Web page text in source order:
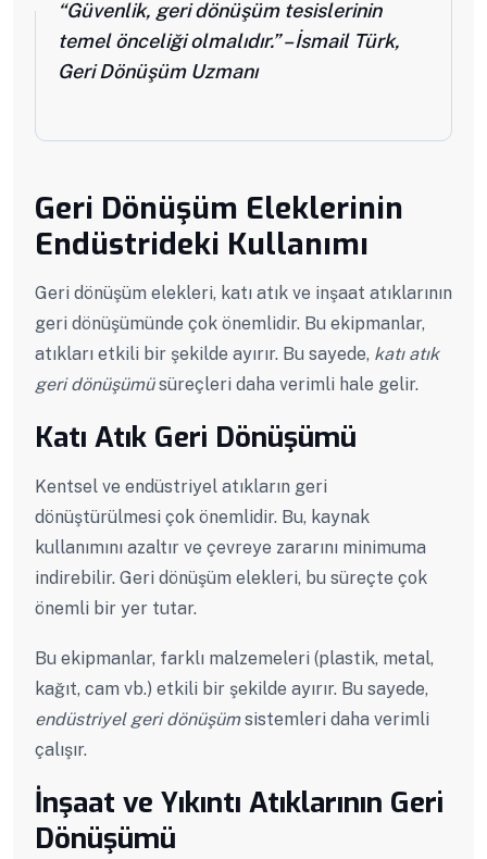
“Güvenlik, geri dönüşüm tesislerinin
temel önceliği olmalıdır.” – İsmail Türk,
Geri Dönüşüm Uzmanı
Geri Dönüşüm Eleklerinin
Endüstrideki Kullanımı
Geri dönüşüm elekleri, katı atık ve inşaat atıklarının
geri dönüşümünde çok önemlidir. Bu ekipmanlar,
atıkları etkili bir şekilde ayırır. Bu sayede, katı atık
geri dönüşümüsüreçleri daha verimli hale gelir.
Katı Atık Geri Dönüşümü
Kentsel ve endüstriyel atıkların geri
dönüştürülmesi çok önemlidir. Bu, kaynak
kullanımını azaltır ve çevreye zararını minimuma
indirebilir. Geri dönüşüm elekleri, bu süreçte çok
önemli bir yer tutar.
Bu ekipmanlar, farklı malzemeleri (plastik, metal,
kağıt, cam vb.) etkili bir şekilde ayırır. Bu sayede,
endüstriyel geri dönüşümsistemleri daha verimli
çalışır.
İnşaat ve Yıkıntı Atıklarının Geri
Dönüşümü